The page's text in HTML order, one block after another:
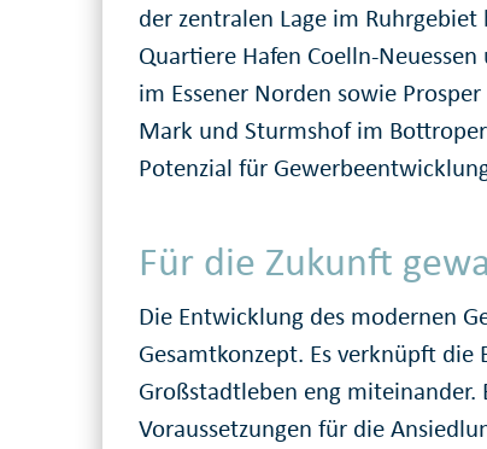
der zentralen Lage im
Quartiere Hafen Coelln-
im Essener Norden sowie
Mark und Sturmshof im
Potenzial für
Für die Zukunft
Die Entwicklung des modernen
Gesamtkonzept. Es verknüpft
Großstadtleben eng miteinander.
Voraussetzungen für die